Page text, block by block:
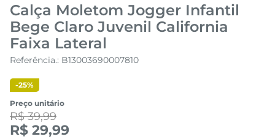
Calça Moletom Jogger Infantil
Bege Claro Juvenil California
Faixa Lateral
Referência.: B13003690007810
-25%
Preço unitário
R$ 39,99
R$ 29,99